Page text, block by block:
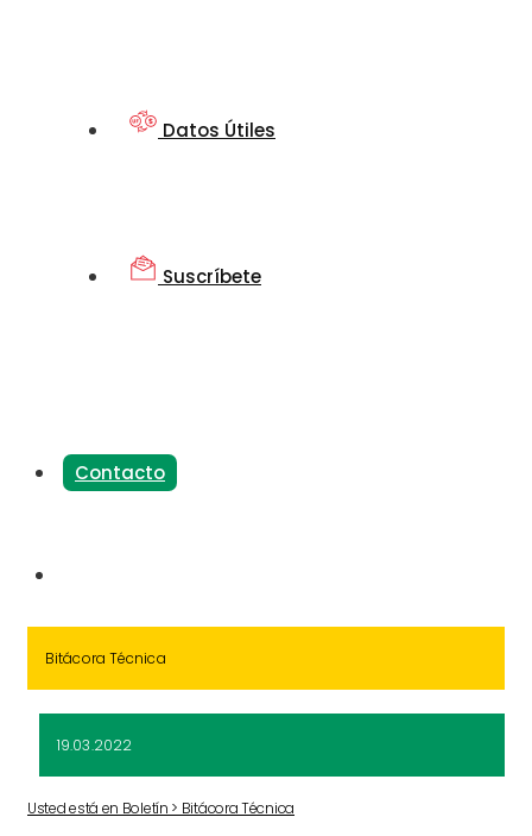
Datos Útiles
Suscríbete
Contacto
Bitácora Técnica
19.03.2022
Usted está en Boletín > Bitácora Técnica